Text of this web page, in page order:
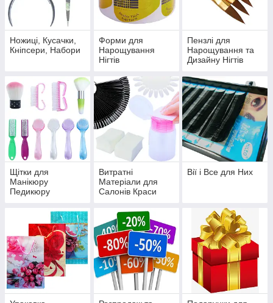
Ножиці, Кусачки,
Кніпсери, Набори
Форми для
Нарощування
Нігтів
Пензлі для
Нарощування та
Дизайну Нігтів
Щітки для
Манікюру
Педикюру
Витратні
Матеріали для
Салонів Краси
Вії і Все для Них